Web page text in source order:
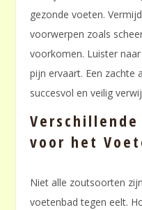
gezonde voeten.
voorwerpen zoals
voorkomen. Luister
pijn ervaart. Een zachte
succesvol en veilig
voor het
Niet alle zoutsoorten
voetenbad tegen eelt.